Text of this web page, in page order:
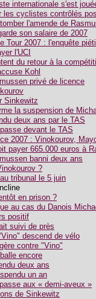
internationale s'est
les cyclistes contrôlés
l'amende de
son salaire de 2007
Tour 2007 : l'enquête
l'UCI
du retour à la
Kohl
privé de licence
Sinkewitz
la suspension de
deux ans par le TAS
devant le TAS
2007 : Vinokourov,
payer 665.000 euros à
banni deux ans
?
tribunal le 5 juin
en prison ?
au cas du Danois
positif
suivi de près
descend de vélo
contre "Vino"
encore
deux ans
un an
aux « demi-aveux »
de Sinkewitz